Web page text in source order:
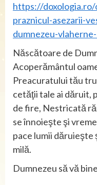
https://
praznicul-asezarii-
dumnezeu-
Născătoare de
Acoperământul
Preacuratului tău
cetăţii tale ai dăruit,
de fire, Nestricată
se înnoieşte şi
pace lumii
milă.
Dumnezeu să vă